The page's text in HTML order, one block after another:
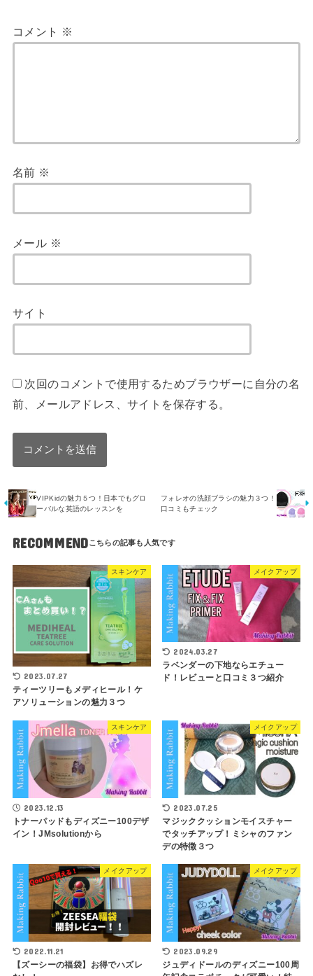
コメント ※
名前 ※
メール ※
サイト
次回のコメントで使用するためブラウザーに自分の名
前、メールアドレス、サイトを保存する。
VIPKidの魅力５つ！日本でもグロ
ーバルな英語のレッスンを
フォレオの洗顔ブラシの魅力３つ！
口コミもチェック
RECOMMEND
スキンケア
2023.07.27
ティーツリーもメディヒール！ケ
アソリューションの魅力３つ
メイクアップ
2024.03.27
ラベンダーの下地ならエチュー
ド！レビューと口コミ３つ紹介
スキンケア
2023.12.13
トナーパッドもディズニー100デザ
イン！JMsolutionから
メイクアップ
2023.07.25
マジッククッションモイスチャー
でタッチアップ！ミシャのファン
デの特徴３つ
メイクアップ
2022.11.21
【ズーシーの福袋】お得でハズレ
メイクアップ
2023.09.29
ジュディドールのディズニー100周